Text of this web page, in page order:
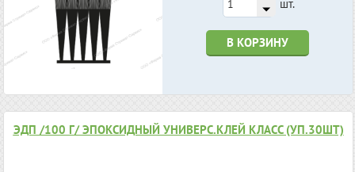
шт.
В КОРЗИНУ
ЭДП /100 Г/ ЭПОКСИДНЫЙ УНИВЕРС.КЛЕЙ КЛАСС (УП.30ШТ)